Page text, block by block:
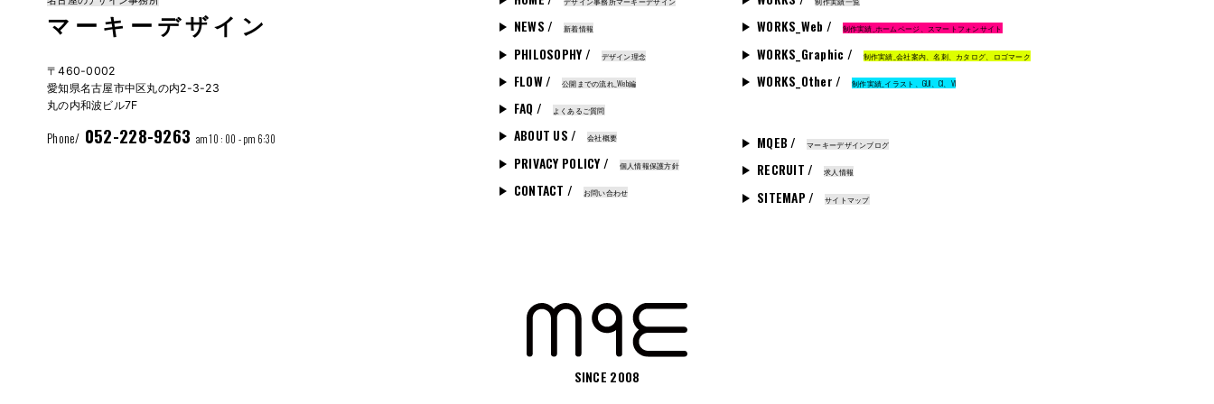
NEWS / 新着情報
PHILOSOPHY / デザイン理念
FLOW / 公開までの流れ_Web編
FAQ / よくあるご質問
ABOUT US / 会社概要
PRIVACY POLICY / 個人情報保護方針
CONTACT / お問い合わせ
WORKS_Web / 制作実績_ホームページ、スマートフォンサイト
WORKS_Graphic / 制作実績_会社案内、名刺、カタログ、ロゴマーク
WORKS_Other / 制作実績_イラスト、GUI、CI、VI
MQEB / マーキーデザインブログ
RECRUIT / 求人情報
SITEMAP / サイトマップ
マーキーデザイン
〒460-0002
愛知県名古屋市中区丸の内2-3-23
丸の内和波ビル7F
Phone/ 052-228-9263 am 10 : 00 - pm 6:30
SINCE 2008